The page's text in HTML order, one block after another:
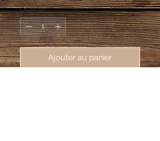
Quantité *
Ajouter au panier